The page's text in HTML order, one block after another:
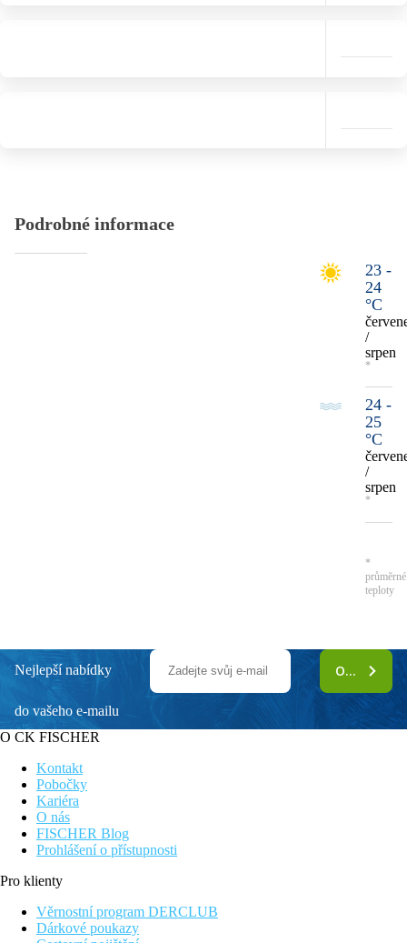
Podrobné informace
23 -
24
°C
/
srpen
*
24 -
25
°C
/
srpen
*
*
průměrné
teploty
Nejlepší nabídky
do vašeho e-mailu
ODEBÍRAT
O CK FISCHER
Kontakt
Pobočky
Kariéra
O nás
FISCHER Blog
Prohlášení o přístupnosti
Pro klienty
Věrnostní program DERCLUB
Dárkové poukazy